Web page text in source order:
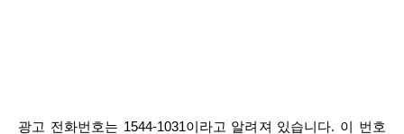
광고 전화번호는 1544-1031이라고 알려져 있습니다. 이 번호